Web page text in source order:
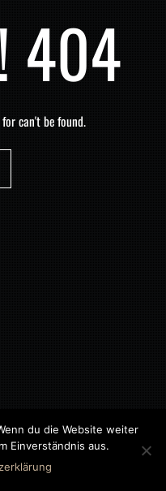
404
can't be found.
BERNAU GMBH
du die Website weiter
Einverständnis aus.